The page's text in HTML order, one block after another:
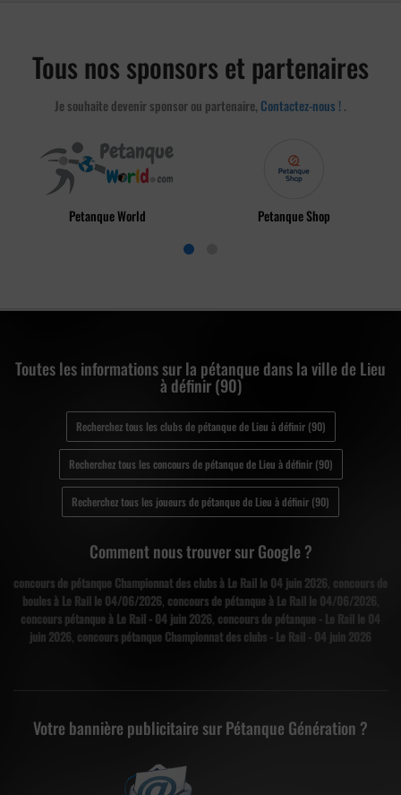
Tous nos sponsors et partenaires
Je souhaite devenir sponsor ou partenaire, Contactez-nous !.
Petanque World Petanque Shop
Toutes les informations sur la pétanque dans la ville de Lieu
à définir (90)
Recherchez tous les clubs de pétanque de Lieu à définir (90)
Recherchez tous les concours de pétanque de Lieu à définir (90)
Recherchez tous les joueurs de pétanque de Lieu à définir (90)
Comment nous trouver sur Google ?
concours de pétanque Championnat des clubs à Le Rail le 04 juin 2026, concours de
boules à Le Rail le 04/06/2026, concours de pétanque à Le Rail le 04/06/2026
concours pétanque à Le Rail - 04 juin 2026, concours de pétanque - Le Rail le 04
juin 2026, concours pétanque Championnat des clubs - Le Rail - 04 juin 2026
Votre bannière publicitaire sur Pétanque Génération ?